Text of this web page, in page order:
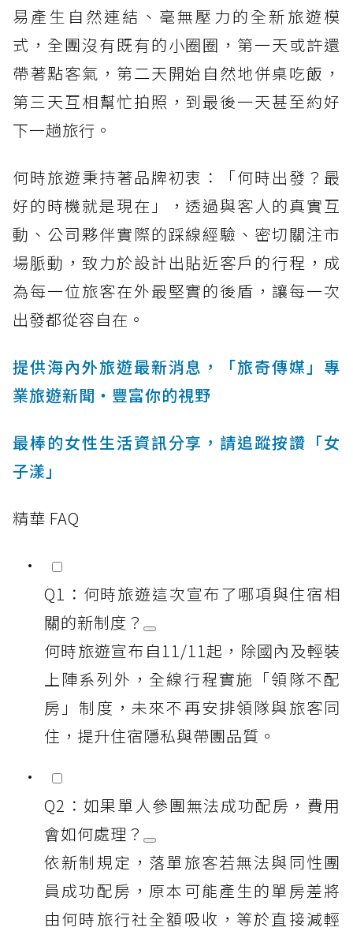
易產生自然連結、毫無壓力的全新旅遊模
式，全團沒有既有的小圈圈，第一天或許還
帶著點客氣，第二天開始自然地併桌吃飯，
第三天互相幫忙拍照，到最後一天甚至約好
下一趟旅行。
何時旅遊秉持著品牌初衷：「何時出發？最
好的時機就是現在」，透過與客人的真實互
動、公司夥伴實際的踩線經驗、密切關注市
場脈動，致力於設計出貼近客戶的行程，成
為每一位旅客在外最堅實的後盾，讓每一次
出發都從容自在。
提供海內外旅遊最新消息，「旅奇傳媒」專
業旅遊新聞‧豐富你的視野
最棒的女性生活資訊分享，請追蹤按讚「女
子漾」
精華 FAQ
Q1：何時旅遊這次宣布了哪項與住宿相
關的新制度？
何時旅遊宣布自11/11起，除國內及輕裝
上陣系列外，全線行程實施「領隊不配
房」制度，未來不再安排領隊與旅客同
住，提升住宿隱私與帶團品質。
Q2：如果單人參團無法成功配房，費用
會如何處理？
依新制規定，落單旅客若無法與同性團
員成功配房，原本可能產生的單房差將
由何時旅行社全額吸收，等於直接減輕